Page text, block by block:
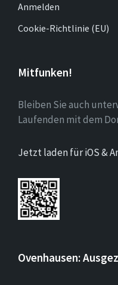
Anmelden
Cookie-Richtlinie (EU)
Mitfunken!
Bleiben Sie auch
Laufenden mit dem
Jetzt laden für iOS &
Ovenhausen: